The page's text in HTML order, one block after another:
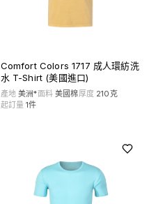
Comfort Colors 1717 成人環紡洗
水 T-Shirt (美國進口)
產地 美洲*面料 美國棉 厚度 210克
起訂量 1件